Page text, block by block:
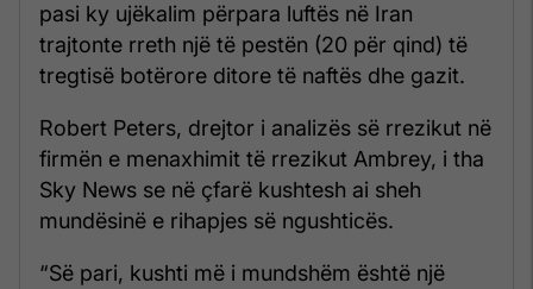
pasi ky ujëkalim përpara luftës në Iran
trajtonte rreth një të pestën (20 për qind) të
tregtisë botërore ditore të naftës dhe gazit.
Robert Peters, drejtor i analizës së rrezikut në
firmën e menaxhimit të rrezikut Ambrey, i tha
Sky News se në çfarë kushtesh ai sheh
mundësinë e rihapjes së ngushticës.
“Së pari, kushti më i mundshëm është një